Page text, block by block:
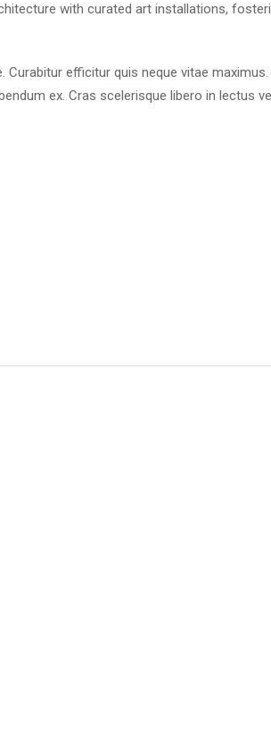
with curated art installations,
efficitur quis neque vitae
ex. Cras scelerisque libero in lectus